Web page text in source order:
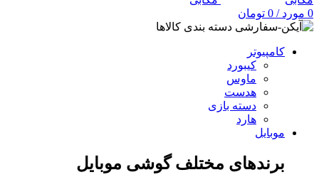
0 مورد/
0 تومان
دسته بندی کالاها
کامپیوتر
کیبورد
ماوس
هدست
دسته بازی
هارد
موبایل
برندهای مختلف گوشی موبایل